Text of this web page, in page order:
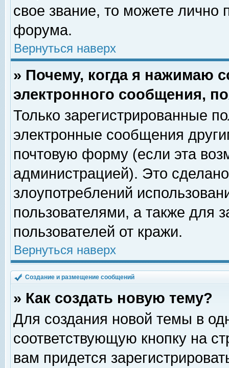
свое звание, то можете лично
форума.
Вернуться наверх
» Почему, когда я нажимаю
электронного сообщения,
Только зарегистрированные
электронные сообщения
почтовую форму (если эта
администрацией). Это
злоупотреблений
пользователями, а также для
пользователей от кражи.
Вернуться наверх
Создание и размещение сообщений
» Как создать новую тему?
Для создания новой темы в
соответствующую кнопку на
вам придется